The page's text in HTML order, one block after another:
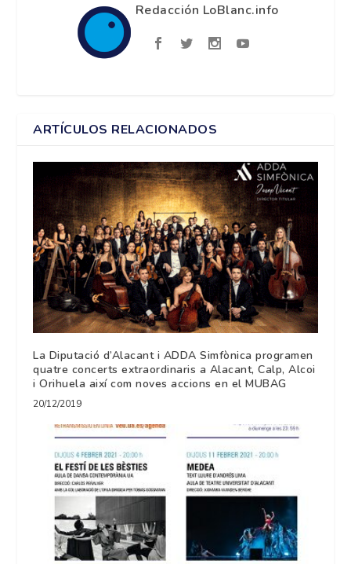
Redacción LoBlanc.info
ARTÍCULOS RELACIONADOS
La Diputació d’Alacant i ADDA Simfònica programen
quatre concerts extraordinaris a Alacant, Calp, Alcoi
i Orihuela així com noves accions en el MUBAG
20/12/2019